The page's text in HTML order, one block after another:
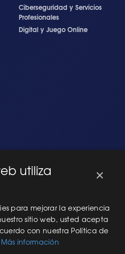
Ciberseguridad y Servicios
Profesionales
Digital y Juego Online
×
utiliza
para mejorar la experiencia
sitio web, usted acepta
con nuestra Política de
Más información